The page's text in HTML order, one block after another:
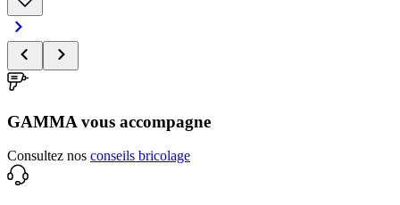
GAMMA vous accompagne
Consultez nos conseils bricolage